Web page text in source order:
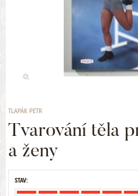
TLAPÁK PETR
Tvarování těla
a ženy
STAV: